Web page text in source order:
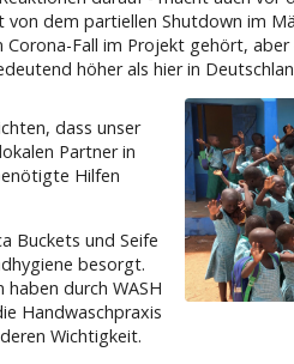
von dem partiellen Shutdown im
Fall im Projekt gehört,
höher als hier in
dass unser
Partner in
Hilfen
Buckets und Seife
besorgt.
haben durch WASH
Handwaschpraxis
Wichtigkeit.